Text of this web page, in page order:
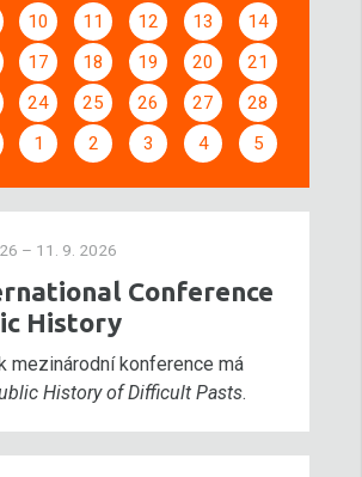
10 11 12 13
14
17 18 19 20
21
24 25 26 27
28
1 2 3 4 5
– 11. 9. 2026
Conference
History
mezinárodní konference má
History of Difficult Pasts.